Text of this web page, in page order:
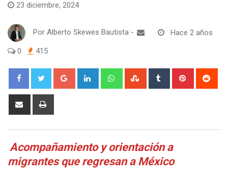
23 diciembre, 2024
Por Alberto Skewes Bautista - Hace 2 años
0 415
Google+ LinkedIn WhatsappStumbleUpon
Tumblr Pinterest
Share
Acompañamiento y orientación a
migrantes que regresan a México